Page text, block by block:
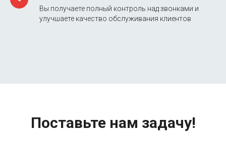
Вы получаете полный контроль над звонками и
улучшаете качество обслуживания клиентов
Поставьте нам задачу!